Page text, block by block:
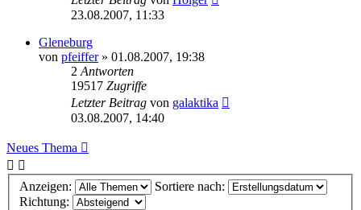
23.08.2007, 11:33
Gleneburg
von pfeiffer» 01.08.2007, 19:38
2 Antworten
19517 Zugriffe
Letzter Beitrag von galaktika
03.08.2007, 14:40
Neues Thema
Anzeigen:
Sortiere nach:
Richtung: